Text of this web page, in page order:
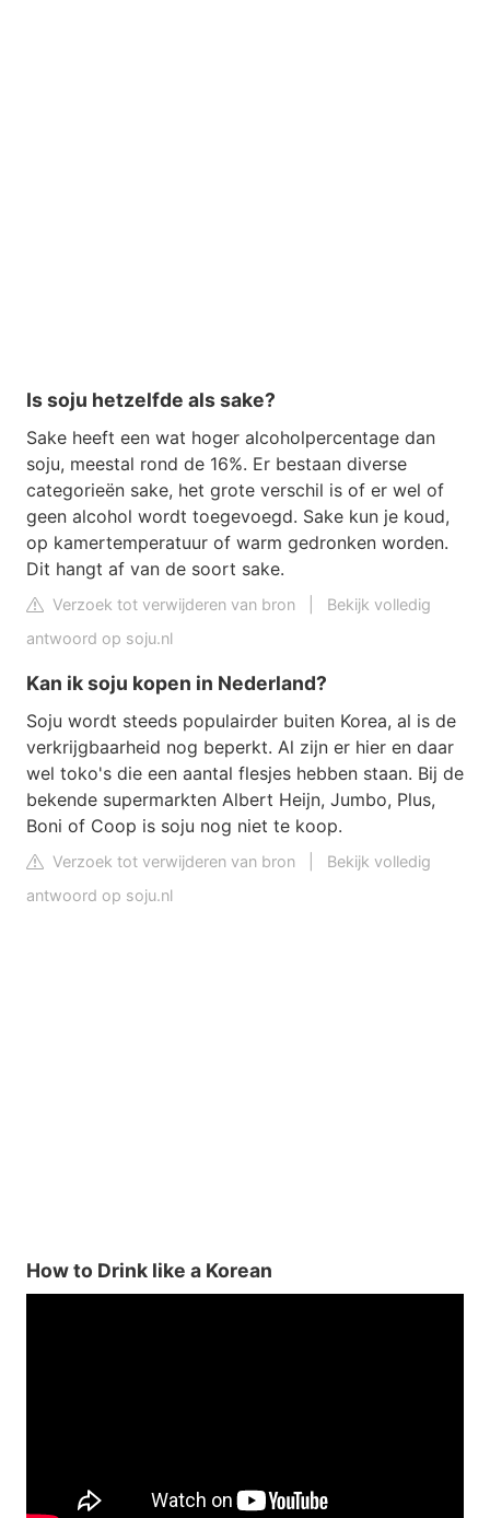
Is soju hetzelfde als sake?
Sake heeft een wat hoger alcoholpercentage dan
soju, meestal rond de 16%. Er bestaan diverse
categorieën sake, het grote verschil is of er wel of
geen alcohol wordt toegevoegd. Sake kun je koud,
op kamertemperatuur of warm gedronken worden.
Dit hangt af van de soort sake.
Verzoek tot verwijderen van bron
Bekijk volledig
antwoord op soju.nl
Kan ik soju kopen in Nederland?
Soju wordt steeds populairder buiten Korea, al is de
verkrijgbaarheid nog beperkt. Al zijn er hier en daar
wel toko's die een aantal flesjes hebben staan. Bij de
bekende supermarkten Albert Heijn, Jumbo, Plus,
Boni of Coop is soju nog niet te koop.
Verzoek tot verwijderen van bron
Bekijk volledig
antwoord op soju.nl
How to Drink like a Korean